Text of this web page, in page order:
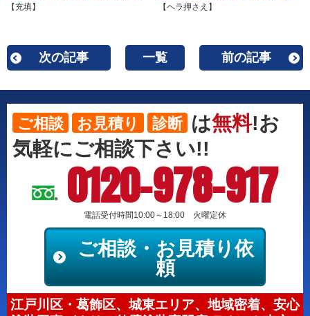
【充填】 【ヘラ押さえ】
次の記事 一覧 前の記事
ご相談 お見積り 診断 は無料!お
気軽にご相談下さい!!
0120-978-917
電話受付時間10:00～18:00 火曜定休
ご相談・お見積り依
頼
江戸川区・葛飾区、城東エリア、地域密着、安心